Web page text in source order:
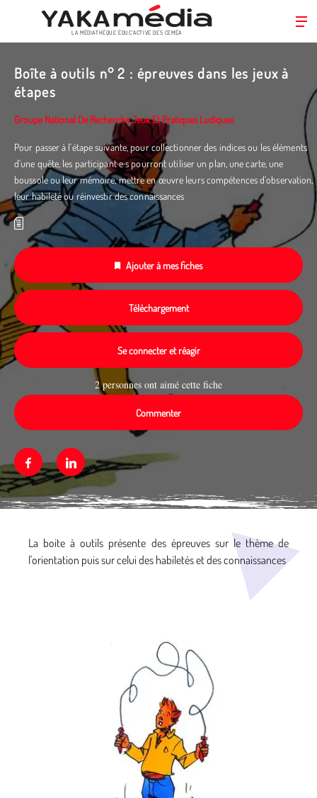
contenu
principal
LA MÉDIATHÈQUE ÉDUC’ACTIVE DES CEMÉA
Boîte à outils n° 2 : épreuves dans les jeux à
étapes
Groupe National De Recherche Jeux Et Pratiques Ludiques
Pour passer à l’étape suivante, pour collectionner des indices ou les éléments
d’une quête, les participant·e·s pourront utiliser un plan, une carte, une
boussole ou leur mémoire, mettre en œuvre leurs compétences d’observation,
leur habileté ou réinvestir des connaissances
Ajouter à mes fiches
Téléchargement
Se connecter et réagir
2 personnes ont aimé cette fiche
Commenter
FacebookLinkedin
La boite à outils présente des épreuves sur le thème de
l'orientation puis sur celui des habiletés et des connaissances